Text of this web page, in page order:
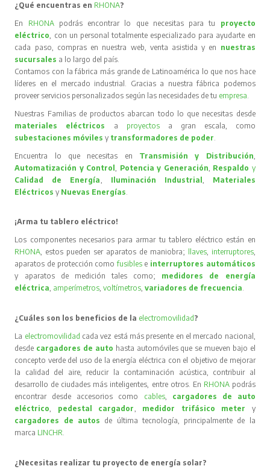
¿Qué encuentras en RHONA?
En RHONA podrás encontrar lo que necesitas para tu proyecto
eléctrico, con un personal totalmente especializado para ayudarte en
cada paso, compras en nuestra web, venta asistida y en nuestras
sucursales a lo largo del país.
Contamos con la fábrica más grande de Latinoamérica lo que nos hace
líderes en el mercado industrial. Gracias a nuestra fábrica podemos
proveer servicios personalizados según las necesidades de tu empresa.
Nuestras Familias de productos abarcan todo lo que necesitas desde
materiales eléctricos
a proyectos
a gran escala, como
subestaciones móvilesy transformadores de poder.
Encuentra lo que necesitas en Transmisión y Distribución,
Automatización y Control, Potencia y Generación, Respaldo y
Calidad de Energía, Iluminación Industrial , Materiales
Eléctricos y Nuevas Energías.
¡Arma tu tablero eléctrico!
Los componentes necesarios para armar tu tablero eléctrico están en
RHONA, estos pueden ser aparatos de maniobra; llaves, interruptores,
aparatos de protección comofusibles e interruptores automáticos
y aparatos de medición tales como; medidores de energía
eléctrica, amperímetros,voltímetros,variadores de frecuencia.
¿Cuáles son los beneficios de la electromovilidad ?
La electromovilidad cada vez está más presente en el mercado nacional,
desde cargadores de auto hasta automóviles que se mueven bajo el
concepto verde del uso de la energía eléctrica con el objetivo de mejorar
la calidad del aire, reducir la contaminación acústica, contribuir al
desarrollo de ciudades más inteligentes, entre otros. En RHONA podrás
encontrar desde accesorios como cables, cargadores de auto
eléctrico, pedestal cargador, medidor trifásico meter
y
cargadores de autos de última tecnología, principalmente de la
marca LINCHR.
¿Necesitas realizar tu proyecto de energía solar?